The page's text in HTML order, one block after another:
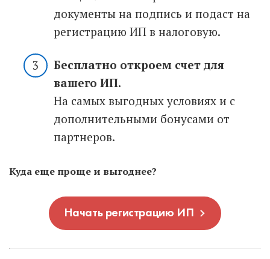
документы на подпись и подаст на
регистрацию ИП в налоговую.
Бесплатно откроем счет для
вашего ИП.
На самых выгодных условиях и с
дополнительными бонусами от
партнеров.
Куда еще проще и выгоднее?
Начать регистрацию ИП